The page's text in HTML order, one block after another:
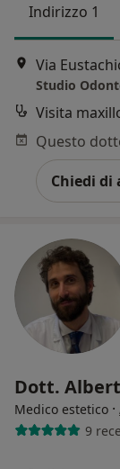
Indirizzo 1
Via
Studio
Visita
Chiedi
Dott.
Medico estetico ·
9